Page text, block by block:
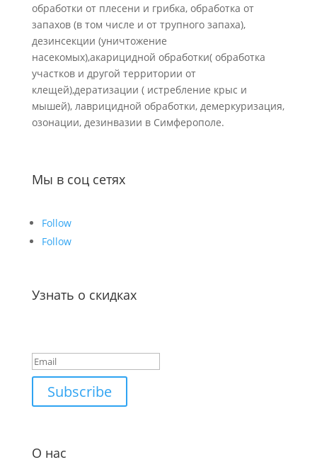
обработки от плесени и грибка, обработка от
запахов (в том числе и от трупного запаха),
дезинсекции (уничтожение
насекомых),акарицидной обработки( обработка
участков и другой территории от
клещей),дератизации ( истребление крыс и
мышей), лаврицидной обработки, демеркуризация,
озонации, дезинвазии в Симферополе.
Мы в соц сетях
Follow
Follow
Узнать о скидках
Subscribe
О нас